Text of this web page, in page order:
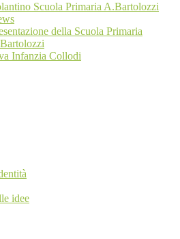
Scuola Primaria A.Bartolozzi
della Scuola Primaria
Infanzia Collodi
idee